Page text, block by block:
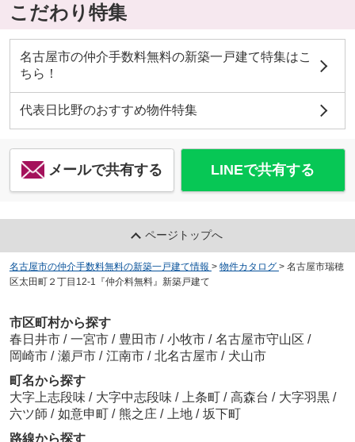
こだわり特集
名古屋市の仲介手数料無料の新築一戸建て特集はこ
ちら！
代表日比野のおすすめ物件特集
メールで共有する LINEで共有する
ページトップへ
名古屋市の仲介手数料無料の新築一戸建て情報 > 物件カタログ > 名古屋市瑞穂
区太田町２丁目12-1『仲介料無料』新築戸建て
市区町村から探す
春日井市 / 一宮市 / 豊田市 / 小牧市 / 名古屋市守山区 /
岡崎市 / 瀬戸市 / 江南市 / 北名古屋市 / 犬山市
町名から探す
大字上志段味 / 大字中志段味 / 上条町 / 高森台 / 大字羽黒 /
六ツ師 / 如意申町 / 熊之庄 / 上地 / 坂下町
路線から探す